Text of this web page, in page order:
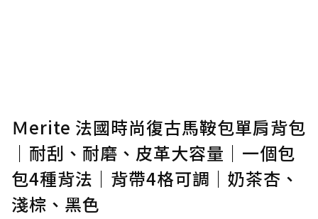
Ｍerite 法國時尚復古馬鞍包單肩背包
｜耐刮、耐磨、皮革大容量｜一個包
包4種背法｜背帶4格可調｜奶茶杏、
淺棕、黑色